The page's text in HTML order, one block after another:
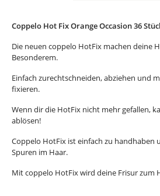
Coppelo Hot Fix Orange Occasion 36
Die neuen coppelo HotFix machen deine
Besonderem.
Einfach zurechtschneiden, abziehen und
fixieren.
Wenn dir die HotFix nicht mehr gefallen,
ablösen!
Coppelo HotFix ist einfach zu handhaben
Spuren im Haar.
Mit coppelo HotFix wird deine Frisur zum